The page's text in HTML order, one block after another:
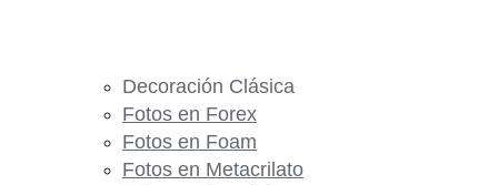
Decoración Clásica
Fotos en Forex
Fotos en Foam
Fotos en Metacrilato